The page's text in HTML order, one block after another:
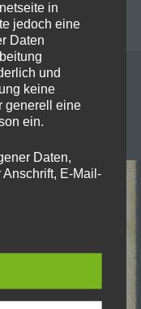
in
jedoch eine
Daten
und
keine
generell eine
ein.
Daten,
E-Mail-
in
möchte unser
Art, Umfang
genutzten und